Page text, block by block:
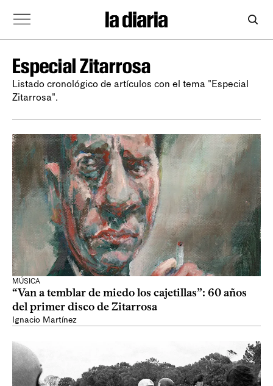
Especial Zitarrosa
Listado cronológico de artículos con el tema "Especial
Zitarrosa".
MÚSICA
“Van a temblar de miedo los cajetillas”: 60 años
del primer disco de Zitarrosa
Ignacio Martínez